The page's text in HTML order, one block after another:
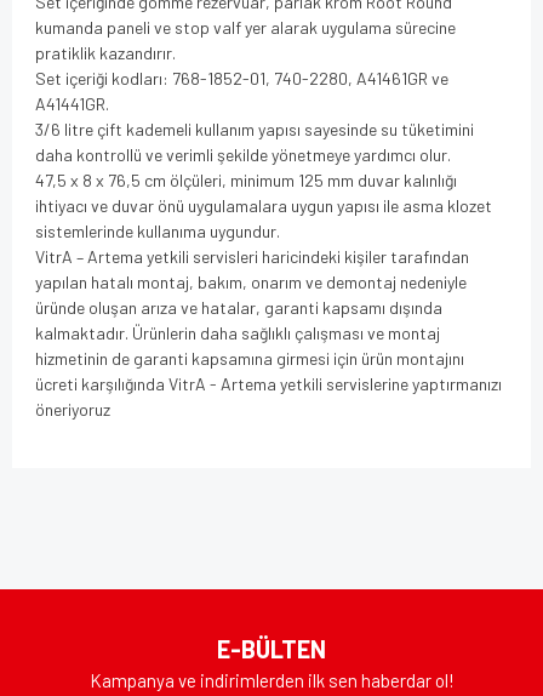
kumanda paneli ve stop valf yer alarak uygulama sürecine
pratiklik kazandırır.
Set içeriği kodları: 768-1852-01, 740-2280, A41461GR ve
A41441GR.
3/6 litre çift kademeli kullanım yapısı sayesinde su tüketimini
daha kontrollü ve verimli şekilde yönetmeye yardımcı olur.
47,5 x 8 x 76,5 cm ölçüleri, minimum 125 mm duvar kalınlığı
ihtiyacı ve duvar önü uygulamalara uygun yapısı ile asma klozet
sistemlerinde kullanıma uygundur.
VitrA – Artema yetkili servisleri haricindeki kişiler tarafından
yapılan hatalı montaj, bakım, onarım ve demontaj nedeniyle
üründe oluşan arıza ve hatalar, garanti kapsamı dışında
kalmaktadır. Ürünlerin daha sağlıklı çalışması ve montaj
hizmetinin de garanti kapsamına girmesi için ürün montajını
ücreti karşılığında VitrA - Artema yetkili servislerine yaptırmanızı
öneriyoruz
Ürün resmi kalitesiz, bozuk veya görüntülenemiyor.
Ürün açıklamasında eksik bilgiler bulunuyor.
E-BÜLTEN
Kampanya ve indirimlerden ilk sen haberdar ol!